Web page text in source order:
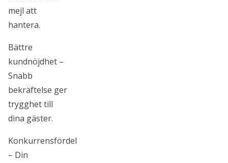
mejl att
hantera.
Bättre
kundnöjdhet –
Snabb
bekräftelse ger
trygghet till
dina gäster.
Konkurrensfördel
– Din